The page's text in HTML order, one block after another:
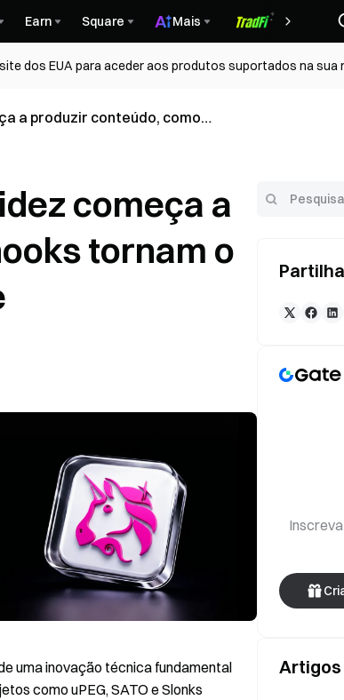
Earn Square Mais
dos EUA para aceder aos produtos suportados na sua
a produzir conteúdo, como
começa a
tornam o
uma inovação técnica fundamental
como uPEG, SATO e Slonks